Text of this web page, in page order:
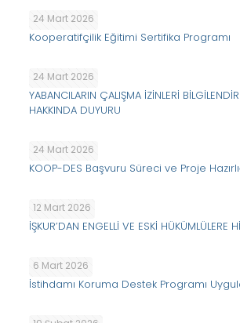
24 Mart 2026
Kooperatifçilik Eğitimi Sertifika Programı
24 Mart 2026
YABANCILARIN ÇALIŞMA İZİNLERİ
HAKKINDA DUYURU
24 Mart 2026
KOOP-DES Başvuru Süreci ve Proje
12 Mart 2026
İŞKUR’DAN ENGELLİ VE ESKİ HÜKÜMLÜLERE
6 Mart 2026
İstihdamı Koruma Destek Programı